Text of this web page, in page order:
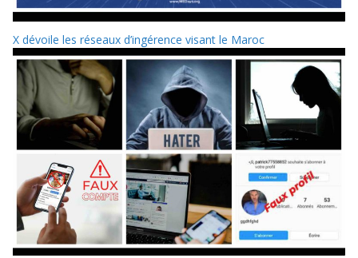
X dévoile les réseaux d’ingérence visant le Maroc